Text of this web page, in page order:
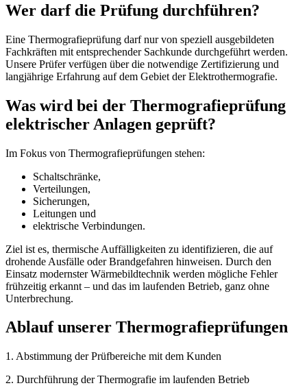
Wer darf die Prüfung durchführen?
Eine Thermografieprüfung darf nur von speziell ausgebildeten
Fachkräften mit entsprechender Sachkunde durchgeführt werden.
Unsere Prüfer verfügen über die notwendige Zertifizierung und
langjährige Erfahrung auf dem Gebiet der Elektrothermografie.
Was wird bei der Thermografieprüfung
elektrischer Anlagen geprüft?
Im Fokus von Thermografieprüfungen stehen:
Schaltschränke,
Verteilungen,
Sicherungen,
Leitungen und
elektrische Verbindungen.
Ziel ist es, thermische Auffälligkeiten zu identifizieren, die auf
drohende Ausfälle oder Brandgefahren hinweisen. Durch den
Einsatz modernster Wärmebildtechnik werden mögliche Fehler
frühzeitig erkannt – und das im laufenden Betrieb, ganz ohne
Unterbrechung.
Ablauf unserer Thermografieprüfungen
1. Abstimmung der Prüfbereiche mit dem Kunden
2. Durchführung der Thermografie im laufenden Betrieb